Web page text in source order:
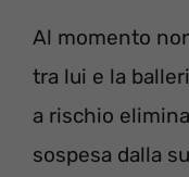
Al momento
tra lui e la
a rischio
sospesa dalla